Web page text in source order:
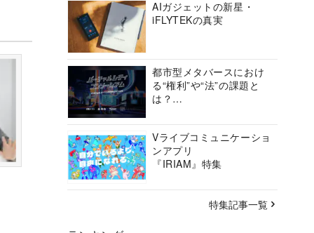
AIガジェットの新星・
iFLYTEKの真実
都市型メタバースにおけ
る“権利”や“法”の課題と
は？
ーシアムの挑戦に迫る
Vライブコミュニケーショ
ンアプリ
『IRIAM』特集
特集記事一覧